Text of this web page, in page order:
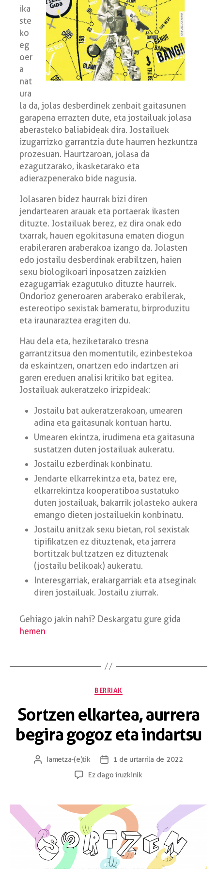
ika
ste
ko
eg
oer
a
nat
ura
la da, jolas desberdinek zenbait gaitasunen
garapena errazten dute, eta jostailuak jolasa
aberasteko baliabideak dira. Jostailuek
izugarrizko garrantzia dute haurren hezkuntza
prozesuan. Haurtzaroan, jolasa da
ezagutzarako, ikasketarako eta
adierazpenerako bide nagusia.
Jolasaren bidez haurrak bizi diren
jendartearen arauak eta portaerak ikasten
dituzte. Jostailuak berez, ez dira onak edo
txarrak, hauen egokitasuna ematen diogun
erabileraren araberakoa izango da. Jolasten
edo jostailu desberdinak erabiltzen, haien
sexu biologikoari inposatzen zaizkien
ezagugarriak ezagutuko dituzte haurrek.
Ondorioz generoaren araberako erabilerak,
estereotipo sexistak barneratu, birproduzitu
eta iraunaraztea eragiten du.
Hau dela eta, heziketarako tresna
garrantzitsua den momentutik, ezinbestekoa
da eskaintzen, onartzen edo indartzen ari
garen ereduen analisi kritiko bat egitea.
Jostailuak aukeratzeko irizpideak:
Jostailu bat aukeratzerakoan, umearen
adina eta gaitasunak kontuan hartu.
Umearen ekintza, irudimena eta gaitasuna
sustatzen duten jostailuak aukeratu.
Jostailu ezberdinak konbinatu.
Jendarte elkarrekintza eta, batez ere,
elkarrekintza kooperatiboa sustatuko
duten jostailuak, bakarrik jolasteko aukera
emango dieten jostailuekin konbinatu.
Jostailu anitzak sexu bietan, rol sexistak
tipifikatzen ez dituztenak, eta jarrera
bortitzak bultzatzen ez dituztenak
(jostailu belikoak) aukeratu.
Interesgarriak, erakargarriak eta atseginak
diren jostailuak. Jostailu ziurrak.
Gehiago jakin nahi? Deskargatu gure gida
hemen
BERRIAK
Sortzen elkartea, aurrera
begira gogoz eta indartsu
Iametza-(e)tik
1 de urtarrila de 2022
Ez dago iruzkinik